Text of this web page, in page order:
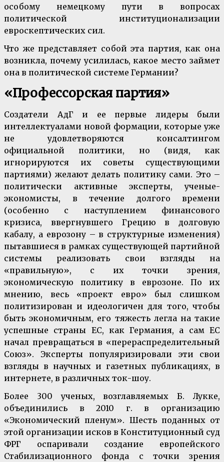
особому немецкому пути в вопросах
политической институционализации
евроскептических сил.
Что же представляет собой эта партия, как она
возникла, почему усилилась, какое место займет
она в политической системе Германии?
«Профессорская партия»
Создатели АдГ и ее первые лидеры были
интеллектуалами новой формации, которые уже
не удовлетворяются консалтингом
официальной политики, но (видя, как
игнорируются их советы существующими
партиями) желают делать политику сами. Это –
политически активные эксперты, ученые-
экономисты, в течение долгого времени
(особенно с наступлением финансового
кризиса, ввергнувшего Грецию в долговую
кабалу, а еврозону – в структурные изменения)
пытавшиеся в рамках существующей партийной
системы реализовать свои взгляды на
«правильную», с их точки зрения,
экономическую политику в еврозоне. По их
мнению, весь «проект евро» был слишком
политизирован и идеологичен для того, чтобы
быть экономичным, его тяжесть легла на такие
успешные страны ЕС, как Германия, а сам ЕС
начал превращаться в «перераспределительный
Союз». Эксперты популяризировали эти свои
взгляды в научных и газетных публикациях, в
интернете, в различных ток-шоу.
Более 300 ученых, возглавляемых Б. Лукке,
объединились в 2010 г. в организацию
«Экономический пленум». Шесть поданных от
этой организации исков в Конституционный суд
ФРГ оспаривали создание европейского
Стабилизационного фонда с точки зрения